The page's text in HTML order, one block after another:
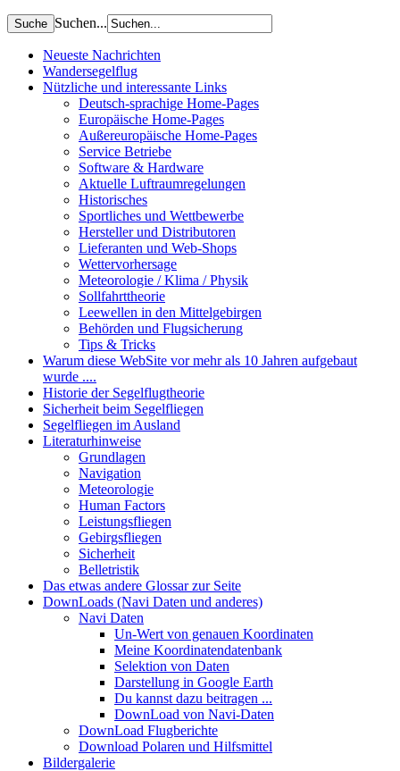
Suchen...
Neueste Nachrichten
Wandersegelflug
Nützliche und interessante Links
Deutsch-sprachige Home-Pages
Europäische Home-Pages
Außereuropäische Home-Pages
Service Betriebe
Software & Hardware
Aktuelle Luftraumregelungen
Historisches
Sportliches und Wettbewerbe
Hersteller und Distributoren
Lieferanten und Web-Shops
Wettervorhersage
Meteorologie / Klima / Physik
Sollfahrttheorie
Leewellen in den Mittelgebirgen
Behörden und Flugsicherung
Tips & Tricks
Warum diese WebSite vor mehr als 10 Jahren aufgebaut
wurde ....
Historie der Segelflugtheorie
Sicherheit beim Segelfliegen
Segelfliegen im Ausland
Literaturhinweise
Grundlagen
Navigation
Meteorologie
Human Factors
Leistungsfliegen
Gebirgsfliegen
Sicherheit
Belletristik
Das etwas andere Glossar zur Seite
DownLoads (Navi Daten und anderes)
Navi Daten
Un-Wert von genauen Koordinaten
Meine Koordinatendatenbank
Selektion von Daten
Darstellung in Google Earth
Du kannst dazu beitragen ...
DownLoad von Navi-Daten
DownLoad Flugberichte
Download Polaren und Hilfsmittel
Bildergalerie